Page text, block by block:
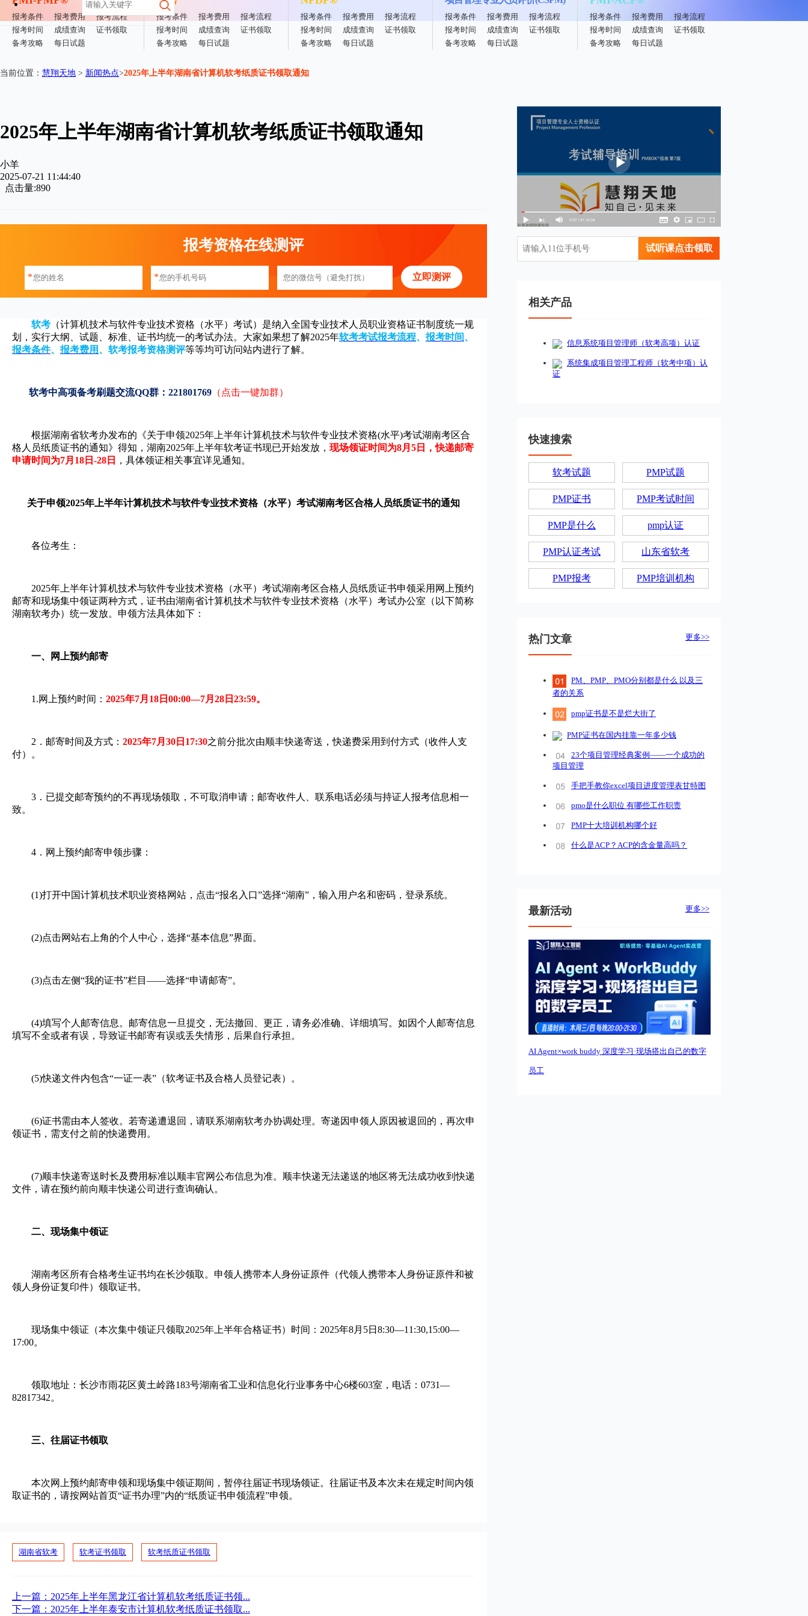
报考条件 报考费用
报考流程
报考时间
成绩查询
证书领取
备考攻略
每日试题
报考条件 报考费用
报考流程
报考时间
成绩查询
证书领取
备考攻略
每日试题
报考条件 报考费用
报考流程
报考时间
成绩查询
证书领取
备考攻略
每日试题
报考条件 报考费用
报考流程
报考时间
成绩查询
证书领取
备考攻略
每日试题
报考条件 报考费用
报考流程
报考时间
成绩查询
证书领取
备考攻略
每日试题
当前位置： 慧翔天地 > 新闻热点>2025年上半年湖南省计算机软考纸质证书领取通知
2025年上半年湖南省计算机软考纸质证书领取通知
小羊
2025-07-21 11:44:40
点击量:890
报考资格在线测评
* * 立即测评
软考 （计算机技术与软件专业技术资格（水平）考试）是纳入全国专业技术人员职业资格证书制度统一规
划，实行大纲、试题、标准、证书均统一的考试办法。大家如果想了解2025年软考考试报考流程、 报考时间、
报考条件、 报考费用 、 软考报考资格测评等等均可访问站内进行了解。
软考中高项备考刷题交流QQ群：221801769 （点击一键加群）
根据湖南省软考办发布的《关于申领2025年上半年计算机技术与软件专业技术资格(水平)考试湖南考区合
格人员纸质证书的通知》得知，湖南2025年上半年软考证书现已开始发放， 现场领证时间为8月5日，快递邮寄
申请时间为7月18日-28日
，具体领证相关事宜详见通知。
关于申领2025年上半年计算机技术与软件专业技术资格（水平）考试湖南考区合格人员纸质证书的通知
各位考生：
2025年上半年计算机技术与软件专业技术资格（水平）考试湖南考区合格人员纸质证书申领采用网上预约
邮寄和现场集中领证两种方式，证书由湖南省计算机技术与软件专业技术资格（水平）考试办公室（以下简称
湖南软考办）统一发放。申领方法具体如下：
一、网上预约邮寄
1.网上预约时间： 2025年7月18日00:00—7月28日23:59。
2．邮寄时间及方式： 2025年7月30日17:30之前分批次由顺丰快递寄送，快递费采用到付方式（收件人支
付）。
3．已提交邮寄预约的不再现场领取，不可取消申请；邮寄收件人、联系电话必须与持证人报考信息相一
致。
4．网上预约邮寄申领步骤：
(1)打开中国计算机技术职业资格网站，点击“报名入口”选择“湖南”，输入用户名和密码，登录系统。
(2)点击网站右上角的个人中心，选择“基本信息”界面。
(3)点击左侧“我的证书”栏目——选择“申请邮寄”。
(4)填写个人邮寄信息。邮寄信息一旦提交，无法撤回、更正，请务必准确、详细填写。如因个人邮寄信息
填写不全或者有误，导致证书邮寄有误或丢失情形，后果自行承担。
(5)快递文件内包含“一证一表”（软考证书及合格人员登记表）。
(6)证书需由本人签收。若寄递遭退回，请联系湖南软考办协调处理。寄递因申领人原因被退回的，再次申
领证书，需支付之前的快递费用。
(7)顺丰快递寄送时长及费用标准以顺丰官网公布信息为准。顺丰快递无法递送的地区将无法成功收到快递
文件，请在预约前向顺丰快递公司进行查询确认。
二、现场集中领证
湖南考区所有合格考生证书均在长沙领取。申领人携带本人身份证原件（代领人携带本人身份证原件和被
领人身份证复印件）领取证书。
现场集中领证（本次集中领证只领取2025年上半年合格证书）时间：2025年8月5日8:30—11:30,15:00—
17:00。
领取地址：长沙市雨花区黄土岭路183号湖南省工业和信息化行业事务中心6楼603室，电话：0731—
82817342。
三、往届证书领取
本次网上预约邮寄申领和现场集中领证期间，暂停往届证书现场领证。往届证书及本次未在规定时间内领
取证书的，请按网站首页“证书办理”内的“纸质证书申领流程”申领。
湖南省软考 软考证书领取 软考纸质证书领取
上一篇： 2025年上半年黑龙江省计算机软考纸质证书领...
下一篇： 2025年上半年泰安市计算机软考纸质证书领取...
试听课点击领取
相关产品
信息系统项目管理师（软考高项）认证
系统集成项目管理工程师（软考中项）认
证
快速搜索
软考试题 PMP试题
PMP证书 PMP考试时间
PMP是什么 pmp认证
PMP认证考试 山东省软考
PMP报考 PMP培训机构
热门文章 更多>>
PM、PMP、PMO分别都是什么 以及三
者的关系
pmp证书是不是烂大街了
PMP证书在国内挂靠一年多少钱
23个项目管理经典案例——一个成功的
项目管理
手把手教你excel项目进度管理表甘特图
pmo是什么职位 有哪些工作职责
PMP十大培训机构哪个好
什么是ACP？ACP的含金量高吗？
最新活动 更多>>
AI Agent×work buddy 深度学习·现场搭出自己的数字
员工